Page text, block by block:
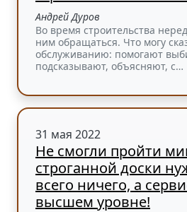
Андрей Дуров
Во время строительства
ним обращаться. Что могу
обслуживанию: помогают
подсказывают, объясняют, с…
31 мая 2022
Не смогли пройти
строганной доски
всего ничего, а
высшем уровне!